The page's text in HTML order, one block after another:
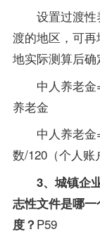
设置过渡性
渡的地区，可
地实际测算后确
中人养老金=
养老金
中人养老金=
数/120（个人账
3、城镇企
志性文件是哪
度？ P59